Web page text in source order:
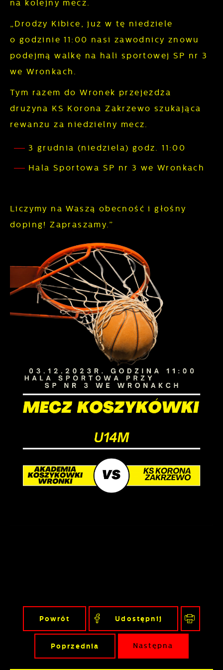
na kolejny mecz.
„Drodzy Kibice, już w tę niedziele
o godzinie 11:00 nasi zawodnicy znowu
podejmą walkę na hali sportowej SP nr 3
we Wronkach.
Tym razem do Wronek przejeżdża
drużyna KS Korona Zakrzewo szukająca
rewanżu za niedzielny mecz.
3 grudnia (niedziela) godz. 11:00
Hala Sportowa SP nr 3 we Wronkach
Liczymy na Waszą obecność i głośny
doping! Zapraszamy.”
Powrót Udostępnij
Poprzednia Następna
Cookies analityczne pozwalają na uzyskanie
informacji w zakresie wykorzystywania witryny
pozwalają nam na ocenę naszych serwisów
internetowych pod względem ich popularności
wśród użytkowników. Zgromadzone
analityczne pliki cookies gwarantuje
dostępność wszystkich funkcjonalności.
Reklamowe
aktualności na stronach naszych partnerów.
Promocyjne pliki cookies służą do
prezentowania Ci naszych komunikatów na
Twoich zwyczajów dotyczących przeglądanej
witryny internetowej. Treści promocyjne mogą
innych dostawców usług. Firmy te działają w
komunikatów mediów społecznościowych.
Więcej